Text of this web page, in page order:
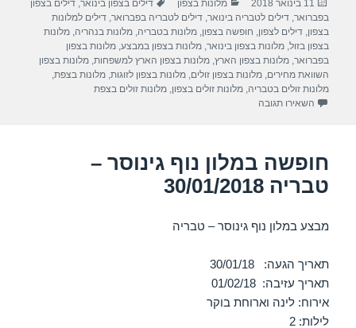
e
b
o
o
k
s
A
p
p
gr
a
m
e
בתאריך
11 בינואר 2018 מלונות בצפון דילים בצפון בינואר ,דילים בצפון
בפברואר ,דילים לטבריה בינואר ,דילים לטבריה בפברואר ,דילים למלונות
בצפון ,דילים לצפון חופשה בצפון ,מלונות בטבריה ,מלונות בנהריה ,מלונות
בצפון בזול ,מלונות בצפון בינואר ,מלונות בצפון במבצע ,מלונות בצפון
בפברואר ,מלונות בצפון הארץ ,מלונות בצפון הארץ למשפחות ,מלונות בצפון
השוואת מחירים ,מלונות בצפון זולים ,מלונות בצפון לזוגות ,מלונות בצפת
מלונות זולים בטבריה ,מלונות זולים בצפון ,מלונות זולים בצפת
השאירו תגובה
חופשה במלון נוף גינוסר –
טבריה 30/01/2018
מבצע במלון נוף גינוסר – טבריה
תאריך הגעה: 30/01/18
תאריך עזיבה: 01/02/18
אירוח: לינה וארוחת בוקר
לילות: 2